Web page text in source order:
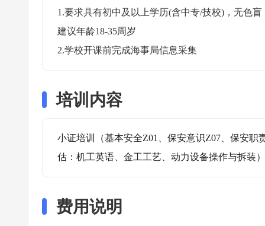
1.要求具有初中及以上学历(含中专/技校)，无色
建议年龄18-35周岁
2.学校开课前完成海事局信息采集
培训内容
小证培训（基本安全Z01、保安意识Z07、保安
估：机工英语、金工工艺、动力设备操作与拆装）
费用说明